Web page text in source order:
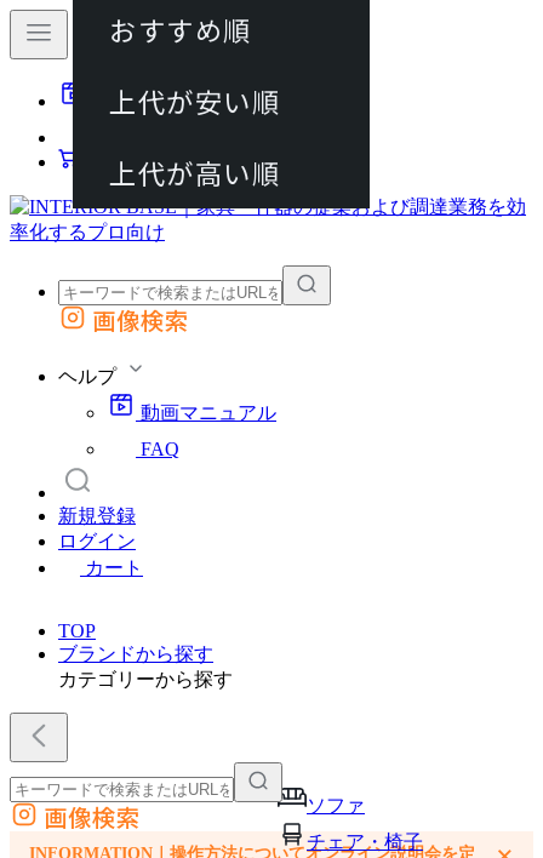
動画マニュアル
カート
外部サイトの商品をカートに追加
画像検索
ヘルプ
動画マニュアル
FAQ
新規登録
ログイン
カート
TOP
ブランドから探す
カテゴリーから探す
ソファ
チェア・椅子
外部サイトの商品をカートに追加
他のサイトで見つけた商品ページのURLを貼り付けて、カートに追加できます
画像検索
INFORMATION｜操作方法についてオンライン説明会を定
おすすめ順
上代が安い順
上代が高い順